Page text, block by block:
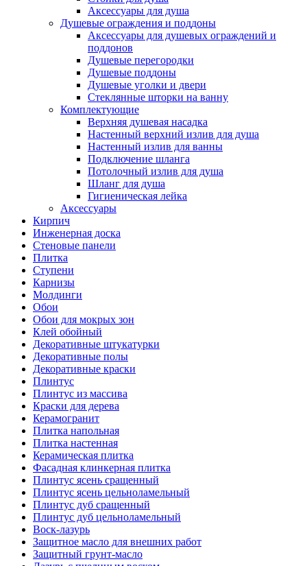
Аксессуары для душа
Душевые ограждения и поддоны
Аксессуары для душевых ограждений и
поддонов
Душевые перегородки
Душевые поддоны
Душевые уголки и двери
Стеклянные шторки на ванну
Комплектующие
Верхняя душевая насадка
Настенный верхний излив для душа
Настенный излив для ванны
Подключение шланга
Потолочный излив для душа
Шланг для душа
Гигиеническая лейка
Аксессуары
Кирпич
Инженерная доска
Стеновые панели
Плитка
Ступени
Карнизы
Молдинги
Обои
Обои для мокрых зон
Клей обойный
Декоративные штукатурки
Декоративные полы
Декоративные краски
Плинтус
Плинтус из массива
Краски для дерева
Керамогранит
Плитка напольная
Плитка настенная
Керамическая плитка
Фасадная клинкерная плитка
Плинтус ясень сращенный
Плинтус ясень цельноламельный
Плинтус дуб сращенный
Плинтус дуб цельноламельный
Воск-лазурь
Защитное масло для внешних работ
Защитный грунт-масло